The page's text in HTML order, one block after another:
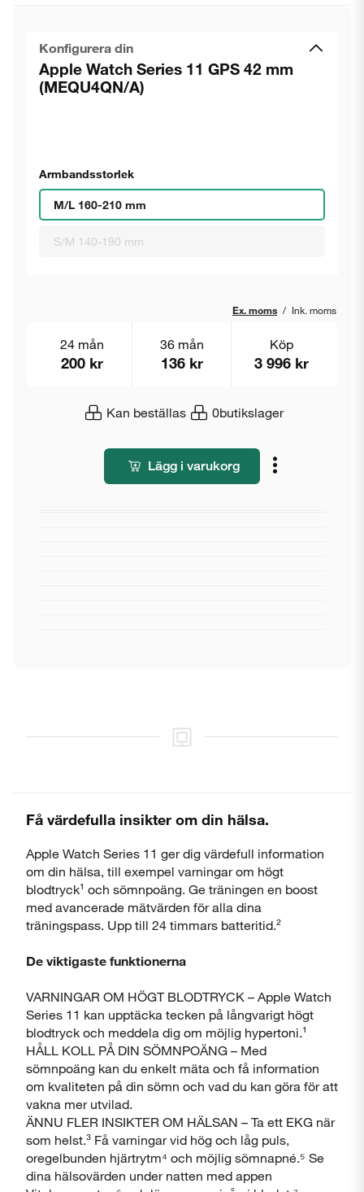
Konfigurera din
Apple Watch Series 11 GPS 42 mm
(MEQU4QN/A)
Armbandsstorlek
M/L 160-210 mm
S/M 140-190 mm
Ex. moms / Ink. moms
Kan beställas 0butikslager
24 mån
200 kr
36 mån
136 kr
Köp
3 996 kr
Lägg i varukorg
Få värdefulla insikter om din hälsa.
Apple Watch Series 11 ger dig värdefull information
om din hälsa, till exempel varningar om högt
blodtryck¹ och sömnpoäng. Ge träningen en boost
med avancerade mätvärden för alla dina
träningspass. Upp till 24 timmars batteritid.²
De viktigaste funktionerna
VARNINGAR OM HÖGT BLODTRYCK – Apple Watch
Series 11 kan upptäcka tecken på långvarigt högt
blodtryck och meddela dig om möjlig hypertoni.¹
HÅLL KOLL PÅ DIN SÖMNPOÄNG – Med
sömnpoäng kan du enkelt mäta och få information
om kvaliteten på din sömn och vad du kan göra för att
vakna mer utvilad.
ÄNNU FLER INSIKTER OM HÄLSAN – Ta ett EKG när
som helst.³ Få varningar vid hög och låg puls,
oregelbunden hjärtrytm⁴ och möjlig sömnapné.⁵ Se
dina hälsovärden under natten med appen